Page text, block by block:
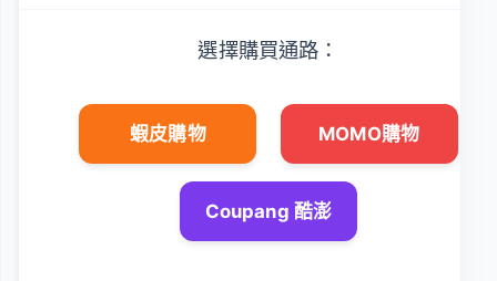
選擇購買通路：
蝦皮購物 MOMO購物
Coupang 酷澎